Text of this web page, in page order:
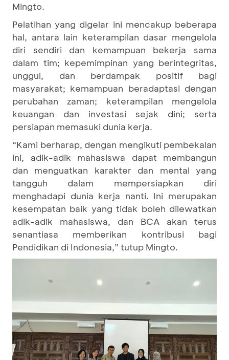
Mingto.
Pelatihan yang digelar ini mencakup beberapa
hal, antara lain keterampilan dasar mengelola
diri sendiri dan kemampuan bekerja sama
dalam tim; kepemimpinan yang berintegritas,
unggul, dan berdampak positif bagi
masyarakat; kemampuan beradaptasi dengan
perubahan zaman; keterampilan mengelola
keuangan dan investasi sejak dini; serta
persiapan memasuki dunia kerja.
“Kami berharap, dengan mengikuti pembekalan
ini, adik-adik mahasiswa dapat membangun
dan menguatkan karakter dan mental yang
tangguh dalam mempersiapkan diri
menghadapi dunia kerja nanti. Ini merupakan
kesempatan baik yang tidak boleh dilewatkan
adik-adik mahasiswa, dan BCA akan terus
senantiasa memberikan kontribusi bagi
Pendidikan di Indonesia,” tutup Mingto.